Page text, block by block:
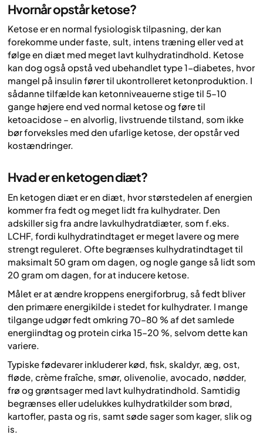
Hvornår opstår ketose?
Ketose er en normal fysiologisk tilpasning, der kan
forekomme under faste, sult, intens træning eller ved at
følge en diæt med meget lavt kulhydratindhold. Ketose
kan dog også opstå ved ubehandlet type 1-diabetes, hvor
mangel på insulin fører til ukontrolleret ketonproduktion. I
sådanne tilfælde kan ketonniveauerne stige til 5–10
gange højere end ved normal ketose og føre til
ketoacidose – en alvorlig, livstruende tilstand, som ikke
bør forveksles med den ufarlige ketose, der opstår ved
kostændringer.
Hvad er en ketogen diæt?
En ketogen diæt er en diæt, hvor størstedelen af energien
kommer fra fedt og meget lidt fra kulhydrater. Den
adskiller sig fra andre lavkulhydratdiæter, som f.eks.
LCHF, fordi kulhydratindtaget er meget lavere og mere
strengt reguleret. Ofte begrænses kulhydratindtaget til
maksimalt 50 gram om dagen, og nogle gange så lidt som
20 gram om dagen, for at inducere ketose.
Målet er at ændre kroppens energiforbrug, så fedt bliver
den primære energikilde i stedet for kulhydrater. I mange
tilgange udgør fedt omkring 70–80 % af det samlede
energiindtag og protein cirka 15–20 %, selvom dette kan
variere.
Typiske fødevarer inkluderer kød, fisk, skaldyr, æg, ost,
fløde, crème fraîche, smør, olivenolie, avocado, nødder,
frø og grøntsager med lavt kulhydratindhold. Samtidig
begrænses eller udelukkes kulhydratkilder som brød,
kartofler, pasta og ris, samt søde sager som kager, slik og
is.